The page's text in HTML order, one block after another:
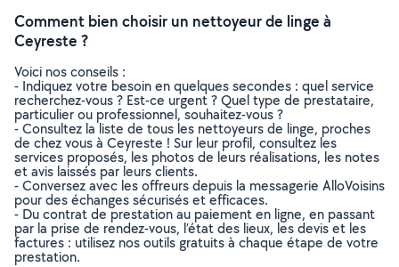
Comment bien choisir un nettoyeur de linge à
Ceyreste ?
Voici nos conseils :
- Indiquez votre besoin en quelques secondes : quel service
recherchez-vous ? Est-ce urgent ? Quel type de prestataire,
particulier ou professionnel, souhaitez-vous ?
- Consultez la liste de tous les nettoyeurs de linge, proches
de chez vous à Ceyreste ! Sur leur profil, consultez les
services proposés, les photos de leurs réalisations, les notes
et avis laissés par leurs clients.
- Conversez avec les offreurs depuis la messagerie AlloVoisins
pour des échanges sécurisés et efficaces.
- Du contrat de prestation au paiement en ligne, en passant
par la prise de rendez-vous, l’état des lieux, les devis et les
factures : utilisez nos outils gratuits à chaque étape de votre
prestation.